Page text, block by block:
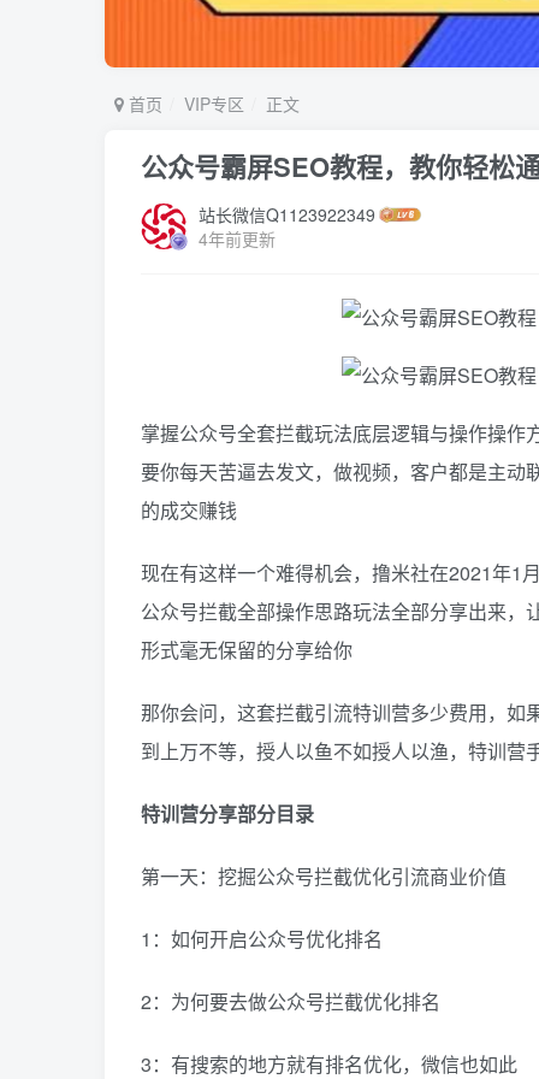
首页 VIP专区 正文
公众号霸屏SEO教程，教你轻松
站长微信Q1123922349
4年前更新
掌握公众号全套拦截玩法底层逻辑与操作操
要你每天苦逼去发文，做视频，客户都是主
的成交赚钱
现在有这样一个难得机会，撸米社在2021年1
公众号拦截全部操作思路玩法全部分享出来
形式毫无保留的分享给你
那你会问，这套拦截引流特训营多少费用，
到上万不等，授人以鱼不如授人以渔，特训
特训营分享部分目录
第一天：挖掘公众号拦截优化引流商业价值
1：如何开启公众号优化排名
2：为何要去做公众号拦截优化排名
3：有搜索的地方就有排名优化，微信也如此